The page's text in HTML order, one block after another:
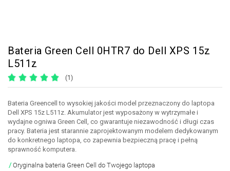
Bateria Green Cell 0HTR7 do Dell XPS 15z
L511z
(1)
Bateria Greencell to wysokiej jakości model przeznaczony do laptopa
Dell XPS 15z L511z. Akumulator jest wyposażony w wytrzymałe i
wydajne ogniwa Green Cell, co gwarantuje niezawodność i długi czas
pracy. Bateria jest starannie zaprojektowanym modelem dedykowanym
do konkretnego laptopa, co zapewnia bezpieczną pracę i pełną
sprawność komputera.
Oryginalna bateria Green Cell do Twojego laptopa